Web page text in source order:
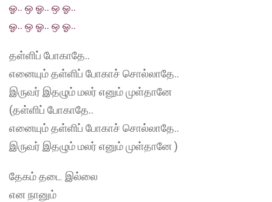
ஓ.. ஒ ஓ.. ஒ ஓ..
ஓ.. ஒ ஓ.. ஒ ஓ..
தள்ளிப் போகாதே..
எனையும் தள்ளிப் போகாச் சொல்லாதே..
இருவர் இதழும் மலர் எனும் முள்தானே
(தள்ளிப் போகாதே..
எனையும் தள்ளிப் போகாச் சொல்லாதே..
இருவர் இதழும் மலர் எனும் முள்தானே )
தேகம் தடை இல்லை
என நானும்